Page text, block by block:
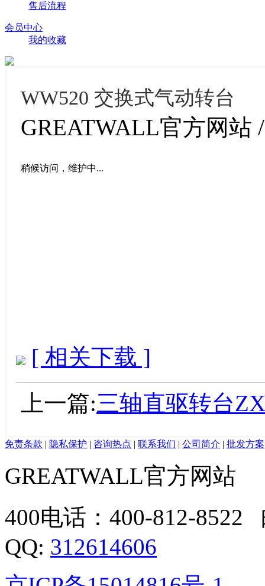
售后流程
会员中心
我的收藏
WW520 交换式气动转台
GREATWALL官方网站
[ 相关下载 ]
上一篇:三轴直驱转台
免责条款 | 隐私保护 | 咨询热点 | 联系我们 | 公司简介 | 批发方案
GREATWALL官方网站
400电话：400-812-8522
QQ: 312614606